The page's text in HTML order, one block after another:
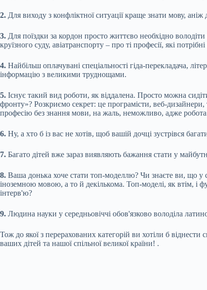
2. Для виходу з конфліктної ситуації краще знати мову,
3. Для поїздки за кордон просто життєво необхідно
круїзного суду, авіатранспорту – про ті професії, які
4. Найбільш оплачувані спеціальності гіда-перекладача,
інформацію з великими труднощами.
5. Існує такий вид роботи, як віддалена. Просто можна
фронту»? Розкриємо секрет: це програмісти, веб-
професію без знання мови, на жаль, неможливо, адже
6. Ну, а хто б із вас не хотів, щоб вашій дочці зустрівся
7. Багато дітей вже зараз виявляють бажання стати у
8. Ваша донька хоче стати топ-моделлю? Чи знаєте ви, що у
іноземною мовою, а то й декількома. Топ-моделі, як втім, і
інтерв'ю?
9. Людина науки у середньовіччі обов'язково володіла
Тож до якої з перерахованих категорій ви хотіли б
ваших дітей та нашої спільної великої країни! .